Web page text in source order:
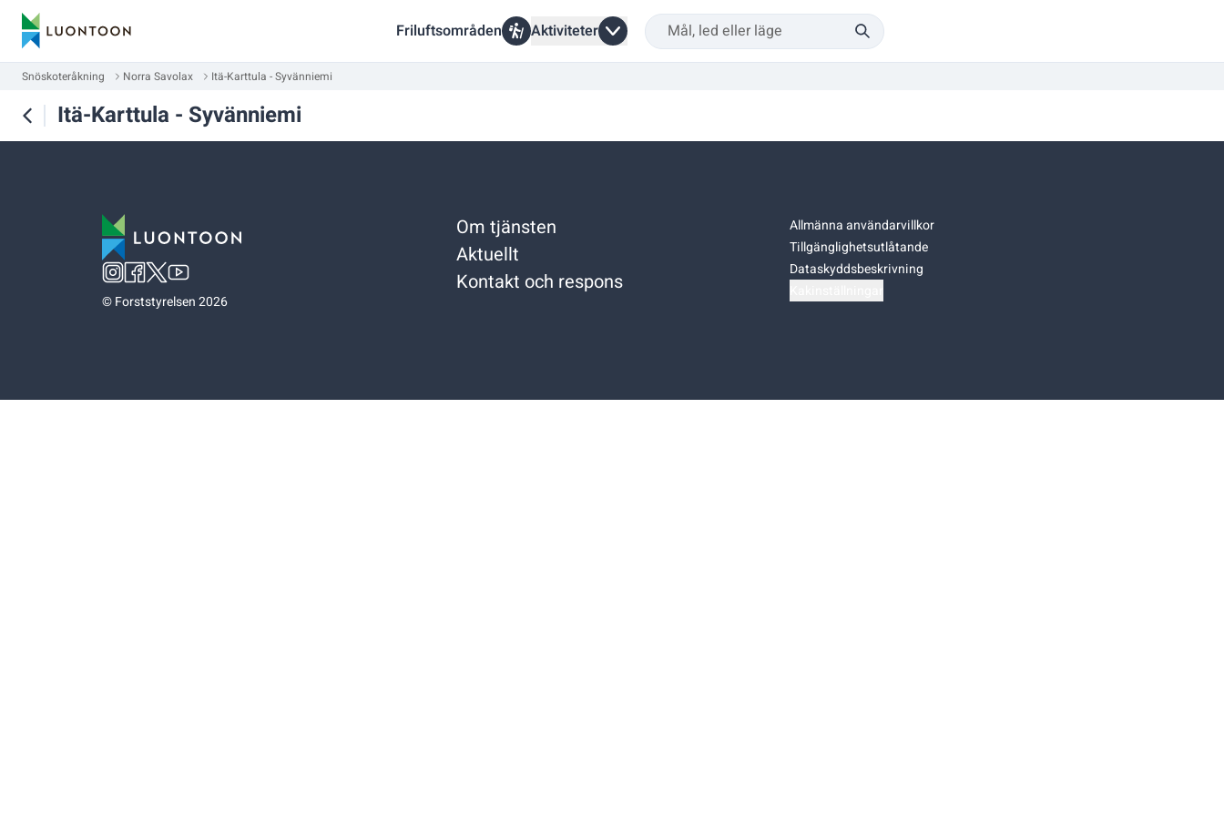
Friluftsområden Aktiviteter
Snöskoteråkning Norra Savolax Itä-Karttula - Syvänniemi
Itä-Karttula - Syvänniemi
©Forststyrelsen 2026
Om tjänsten
Aktuellt
Kontakt och respons
Allmänna användarvillkor
Tillgänglighetsutlåtande
Dataskyddsbeskrivning